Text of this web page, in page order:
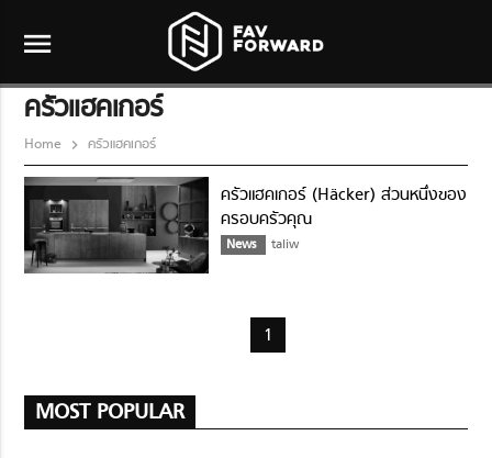
menu
ครัวแฮคเกอร์
Home ครัวแฮคเกอร์
ครัวแฮคเกอร์ (Häcker) ส่วนหนึ่งของ
ครอบครัวคุณ
News taliw
1
MOST POPULAR